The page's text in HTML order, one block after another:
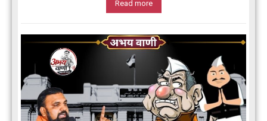
Read more